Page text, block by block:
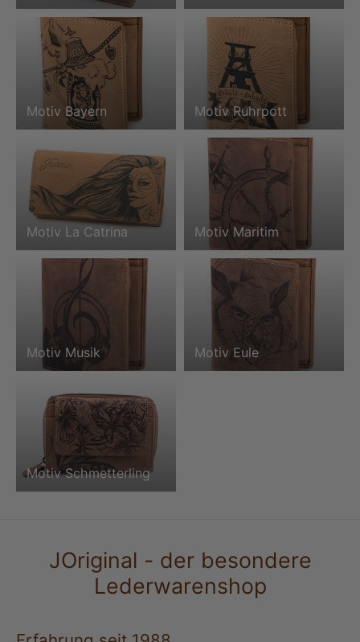
Motiv Bayern Motiv Ruhrpott
Motiv La Catrina Motiv Maritim
Motiv Musik Motiv Eule
Motiv Schmetterling
JOriginal - der besondere
Lederwarenshop